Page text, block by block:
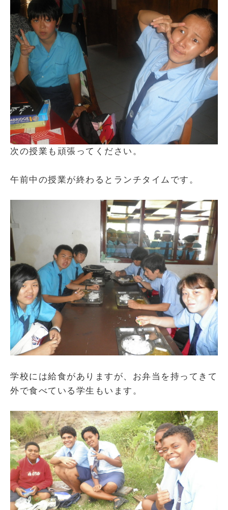
次の授業も頑張ってください。
午前中の授業が終わるとランチタイムです。
学校には給食がありますが、お弁当を持ってきて
外で食べている学生もいます。